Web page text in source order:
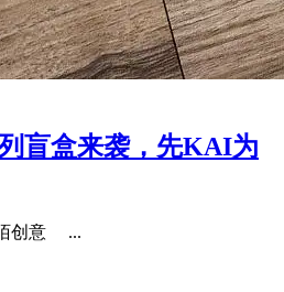
盲盒来袭，先KAI为
创意 ...